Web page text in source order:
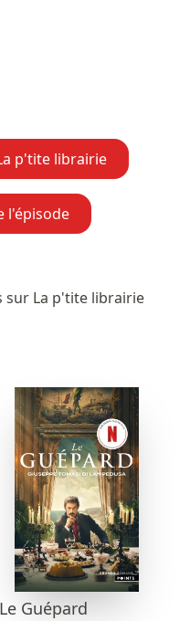
p'tite librairie
l'épisode
sur La p'tite librairie
Le Guépard